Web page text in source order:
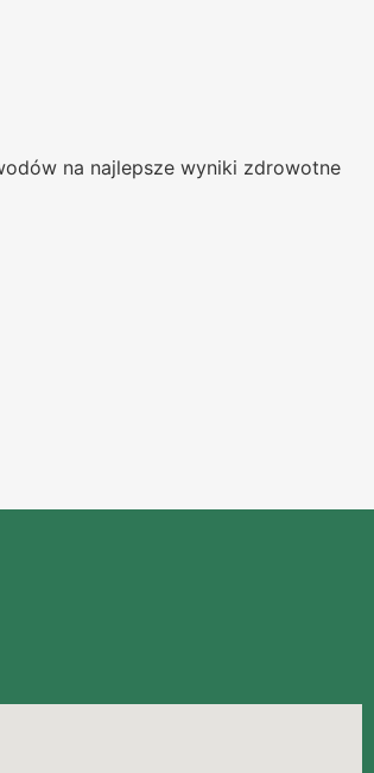
na najlepsze wyniki zdrowotne